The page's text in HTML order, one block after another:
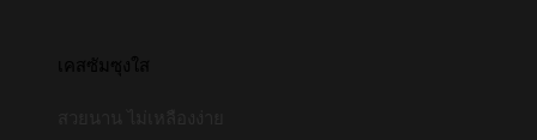
เคสซัมซุงใส